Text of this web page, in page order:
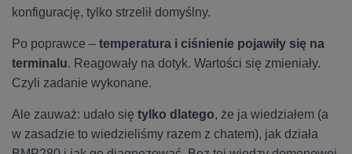
konfigurację, tylko strzelił domyślny.
Po poprawce – temperatura i ciśnienie pojawiły się na
terminalu. Reagowały na dotyk. Wartości się zmieniały.
Czyli zadanie wykonane.
Ale zauważ: udało się tylko dlatego, że ja wiedziałem (a
w zasadzie to wiedzieliśmy razem z chatem), jak działa